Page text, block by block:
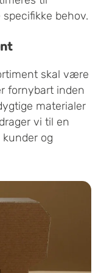
behov.
skal være
fornybart inden
materialer
vi til en
og